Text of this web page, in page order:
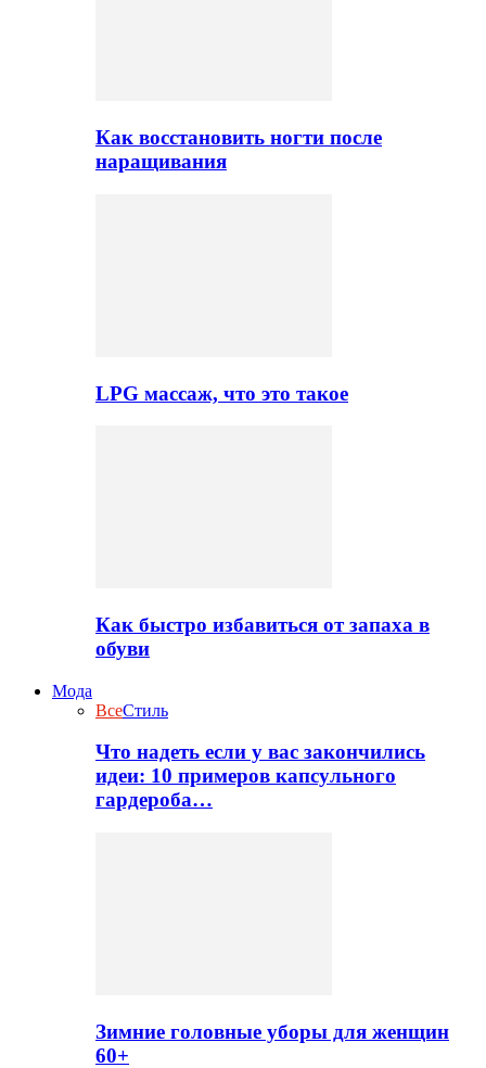
Как восстановить ногти после
наращивания
LPG массаж, что это такое
Как быстро избавиться от запаха в
обуви
Мода
ВсеСтиль
Что надеть если у вас закончились
идеи: 10 примеров капсульного
гардероба…
Зимние головные уборы для женщин
60+